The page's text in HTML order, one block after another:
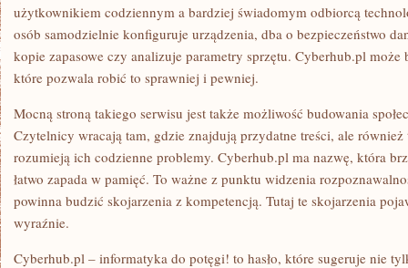
użytkownikiem codziennym a bardziej świadomym odbiorcą
osób samodzielnie konfiguruje urządzenia, dba o bezpieczeństwo
kopie zapasowe czy analizuje parametry sprzętu. Cyberhub.pl
które pozwala robić to sprawniej i pewniej.
Mocną stroną takiego serwisu jest także możliwość budowania
Czytelnicy wracają tam, gdzie znajdują przydatne treści, ale
rozumieją ich codzienne problemy. Cyberhub.pl ma nazwę, która
łatwo zapada w pamięć. To ważne z punktu widzenia
powinna budzić skojarzenia z kompetencją. Tutaj te skojarzenia
wyraźnie.
Cyberhub.pl – informatyka do potęgi! to hasło, które sugeruje nie